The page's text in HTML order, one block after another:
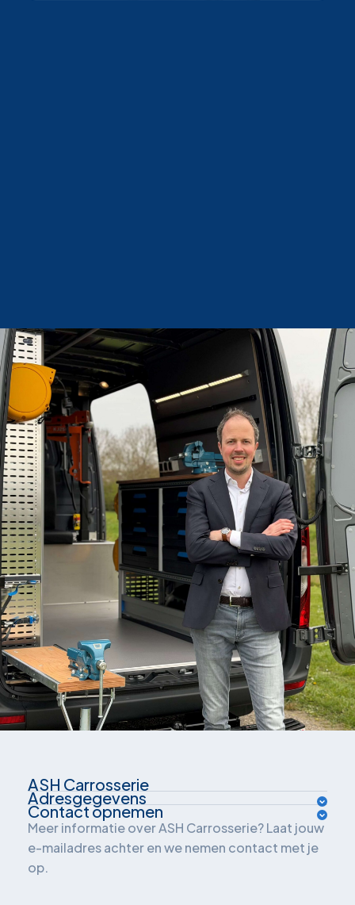
ASH Carrosserie
Over ons
Inrichtingsadvies
Oplossingen
Adresgegevens
Van der Waalsweg 1
3241 ME Middelharnis
Contact opnemen
Meer informatie over ASH Carrosserie? Laat jouw
e-mailadres achter en we nemen contact met je
op.